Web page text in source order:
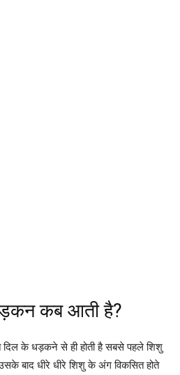
कब आती है?
के धड़कने से ही होती है सबसे पहले शिशु
बाद धीरे धीरे शिशु के अंग विकसित होते